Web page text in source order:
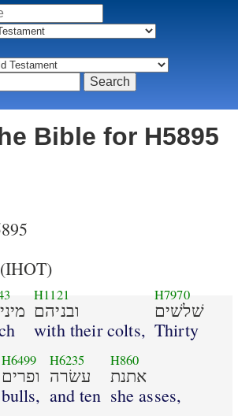
Bible for H5895
(IHOT)
H1121
ובניהם
with their colts,
H7970
שׁלשׁים
Thirty
H6499
ופרים
bulls,
H6235
עשׂרה
and ten
H860
אתנת
she asses,